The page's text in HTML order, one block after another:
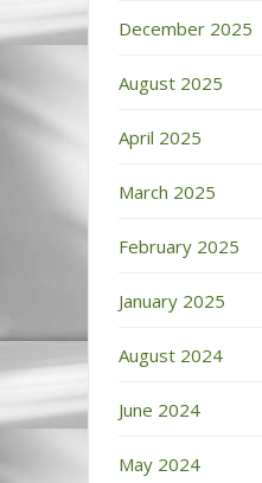
December 2025
August 2025
April 2025
March 2025
February 2025
January 2025
August 2024
June 2024
May 2024